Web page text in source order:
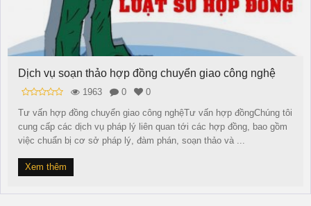
Dịch vụ soạn thảo hợp đồng chuyển giao công nghệ
1963 0
0
Tư vấn hợp đồng chuyển giao công nghệTư vấn hợp đồngChúng tôi
cung cấp các dịch vụ pháp lý liên quan tới các hợp đồng, bao gồm
việc chuẩn bị cơ sở pháp lý, đàm phán, soạn thảo và ...
Xem thêm